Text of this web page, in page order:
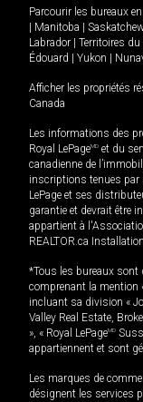
Parcourir les bureaux en
Manitoba
Labrador
Territoires
Édouard
Yukon
Afficher les propriétés
Canada
Les informations des
Royal LePageMD et du
canadienne de
inscriptions tenues par
LePage et ses
garantie et devrait être
appartient à
REALTOR.ca
*Tous les bureaux sont
comprenant la mention
incluant sa division «
Valley Real Estate,
», « Royal LePageMD
appartiennent et sont
Les marques de
désignent les services